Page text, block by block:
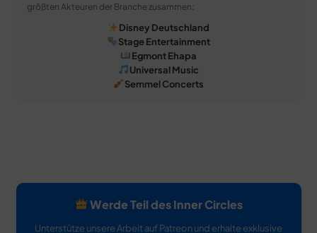
größten Akteuren der Branche zusammen:
Disney Deutschland
Stage Entertainment
Egmont Ehapa
Universal Music
Semmel Concerts
Werde Teil des Inner Circles
Unterstütze unsere Arbeit auf Patreon und erhalte exklusive